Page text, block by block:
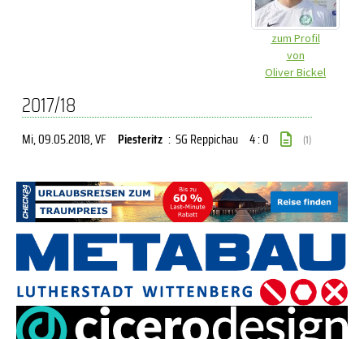
zum Profil
von
Oliver Bickel
2017/18
Mi, 09.05.2018, VF Piesteritz : SG Reppichau 4 : 0 (1)